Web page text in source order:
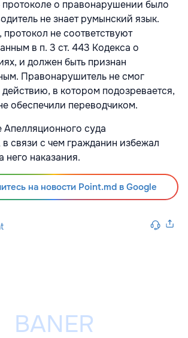
протоколе о правонарушении было
не знает румынский язык.
не соответствуют
в п. 3 ст. 443 Кодекса о
и должен быть признан
Правонарушитель не смог
в котором подозревается,
обеспечили переводчиком.
Апелляционного суда
в связи с чем гражданин избежал
него наказания.
на новости Point.md в Google